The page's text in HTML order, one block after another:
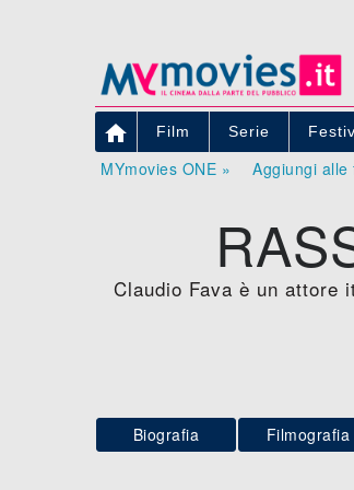
 Film Serie
MYmovies ONE » Aggiungi
Claudio Fava è un attore
Biografia Filmografia